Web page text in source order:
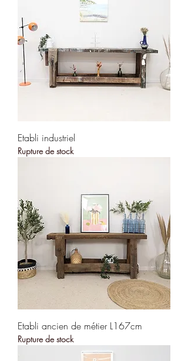
Etabli industriel
Rupture de stock
Etabli ancien de métier L167cm
Rupture de stock